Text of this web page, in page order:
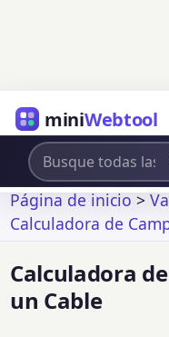
miniWebtool
Página de inicio>
Calculadora de
Calculadora
un Cable